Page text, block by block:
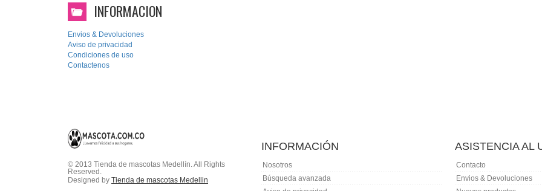
INFORMACION
Envios & Devoluciones
Aviso de privacidad
Condiciones de uso
Contactenos
© 2013 Tienda de mascotas Medellín. All Rights
Reserved.
Designed by Tienda de mascotas Medellin
INFORMACIÓN
Nosotros
Búsqueda avanzada
ASISTENCIA AL
Contacto
Envios & Devoluciones